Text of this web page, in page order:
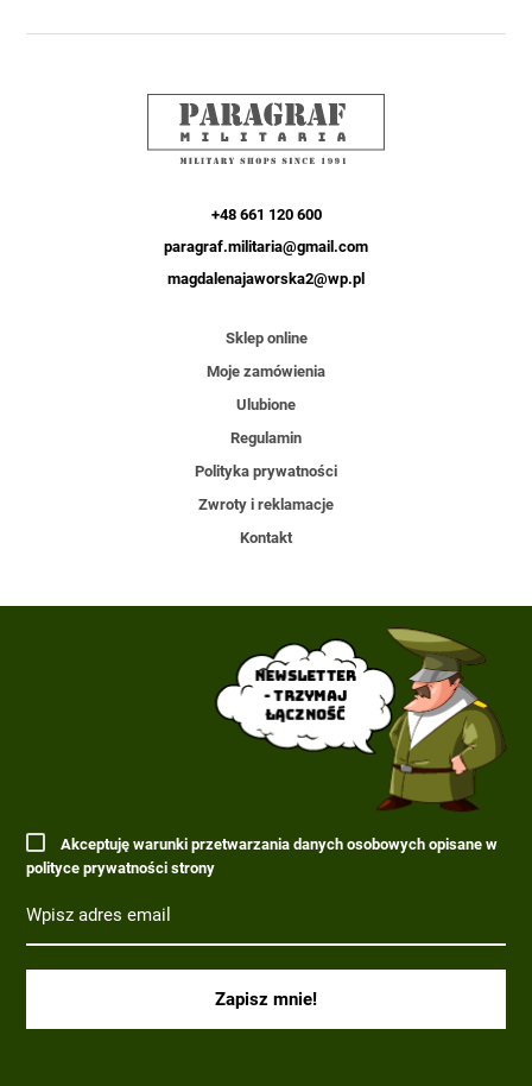
+48 661 120 600
paragraf.militaria@gmail.com
magdalenajaworska2@wp.pl
Sklep online
Moje zamówienia
Ulubione
Regulamin
Polityka prywatności
Zwroty i reklamacje
Kontakt
Akceptuję warunki przetwarzania danych osobowych opisane w
polityce prywatności strony
Newsletter
- trzymaj
łączność